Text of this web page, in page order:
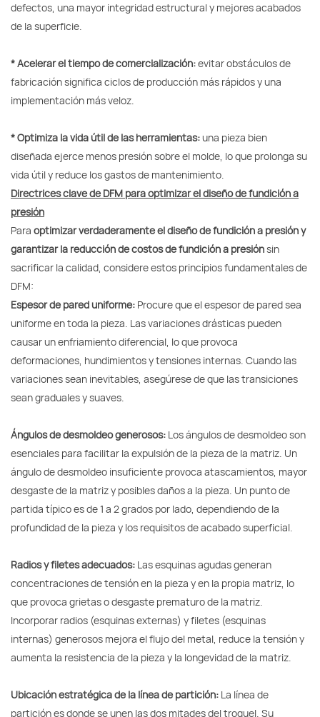
defectos, una mayor integridad estructural y mejores acabados
de la superficie.
* Acelerar el tiempo de comercialización:evitar obstáculos de
fabricación significa ciclos de producción más rápidos y una
implementación más veloz.
* Optimiza la vida útil de las herramientas:una pieza bien
diseñada ejerce menos presión sobre el molde, lo que prolonga su
vida útil y reduce los gastos de mantenimiento.
Directrices clave de DFM para optimizar el diseño de fundición a
presión
Para optimizar verdaderamente el diseño de fundición a presión y
garantizar la reducción de costos de fundición a presiónsin
sacrificar la calidad, considere estos principios fundamentales de
DFM:
Espesor de pared uniforme: Procure que el espesor de pared sea
uniforme en toda la pieza. Las variaciones drásticas pueden
causar un enfriamiento diferencial, lo que provoca
deformaciones, hundimientos y tensiones internas. Cuando las
variaciones sean inevitables, asegúrese de que las transiciones
sean graduales y suaves.
Ángulos de desmoldeo generosos: Los ángulos de desmoldeo son
esenciales para facilitar la expulsión de la pieza de la matriz. Un
ángulo de desmoldeo insuficiente provoca atascamientos, mayor
desgaste de la matriz y posibles daños a la pieza. Un punto de
partida típico es de 1 a 2 grados por lado, dependiendo de la
profundidad de la pieza y los requisitos de acabado superficial.
Radios y filetes adecuados: Las esquinas agudas generan
concentraciones de tensión en la pieza y en la propia matriz, lo
que provoca grietas o desgaste prematuro de la matriz.
Incorporar radios (esquinas externas) y filetes (esquinas
internas) generosos mejora el flujo del metal, reduce la tensión y
aumenta la resistencia de la pieza y la longevidad de la matriz.
Ubicación estratégica de la línea de partición: La línea de
partición es donde se unen las dos mitades del troquel. Su